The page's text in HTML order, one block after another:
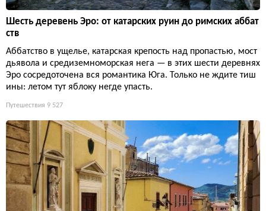
Шесть деревень Эро: от катарских руин до римских аббат
ств
Аббатство в ущелье, катарская крепость над пропастью, мост
дьявола и средиземноморская нега — в этих шести деревнях
Эро сосредоточена вся романтика Юга. Только не ждите тиш
ины: летом тут яблоку негде упасть.
Путешествия 9 527